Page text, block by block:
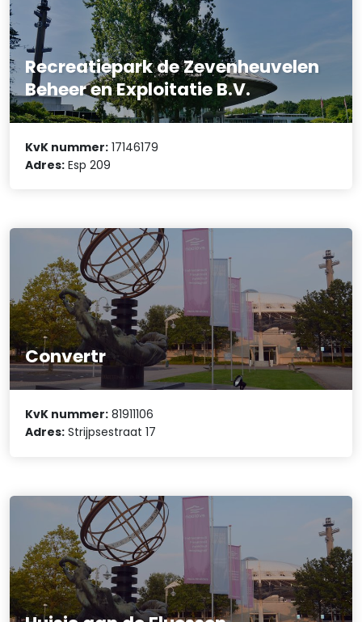
Recreatiepark de Zevenheuvelen
Beheer en Exploitatie B.V.
KvK nummer: 17146179
Adres: Esp 209
Convertr
KvK nummer: 81911106
Adres: Strijpsestraat 17